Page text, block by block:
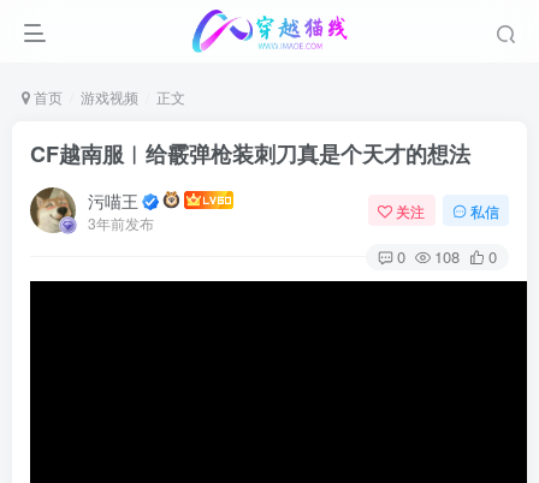
首页 游戏视频 正文
CF越南服︱给霰弹枪装刺刀真是个天才的想法
污喵王
3年前发布
关注 私信
0 108 0